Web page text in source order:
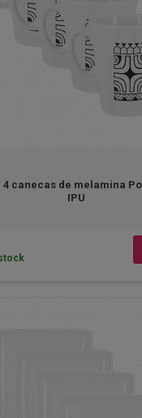
4 canecas de melamina
IPU